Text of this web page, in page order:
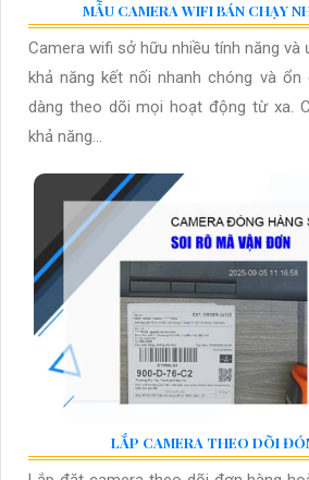
MẪU CAMERA WIFI BÁN CHẠY
Camera wifi sở hữu nhiều tính năng
khả năng kết nối nhanh chóng và
dàng theo dõi mọi hoạt động từ xa.
khả năng...
LẮP CAMERA THEO DÕI